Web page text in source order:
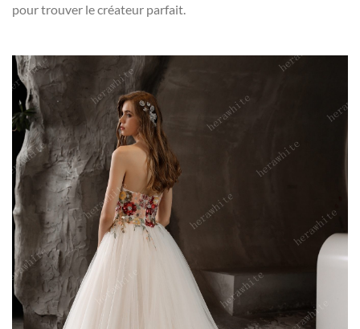
pour trouver le créateur parfait.